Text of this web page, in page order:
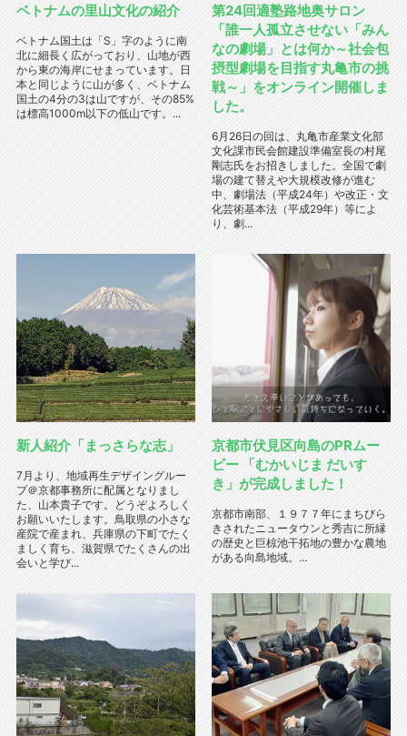
ベトナムの里山文化の紹介
ベトナム国土は「S」字のように南
北に細長く広がっており、山地が西
から東の海岸にせまっています。日
本と同じように山が多く、ベトナム
国土の4分の3は山ですが、その85%
は標高1000m以下の低山です。...
第24回適塾路地奥サロン
「誰一人孤立させない「みん
なの劇場」とは何か～社会包
摂型劇場を目指す丸亀市の挑
戦～」をオンライン開催しま
した。
6月26日の回は、丸亀市産業文化部
文化課市民会館建設準備室長の村尾
剛志氏をお招きしました。全国で劇
場の建て替えや大規模改修が進む
中、劇場法（平成24年）や改正・文
化芸術基本法（平成29年）等によ
り、劇...
新人紹介「まっさらな志」
7月より、地域再生デザイングルー
プ＠京都事務所に配属となりまし
た、山本貴子です。どうぞよろしく
お願いいたします。鳥取県の小さな
産院で産まれ、兵庫県の下町でたく
ましく育ち、滋賀県でたくさんの出
会いと学び...
京都市伏見区向島のPRムー
ビー 「むかいじま だいす
き」が完成しました！
京都市南部、１９７７年にまちびら
きされたニュータウンと秀吉に所縁
の歴史と巨椋池干拓地の豊かな農地
がある向島地域。...